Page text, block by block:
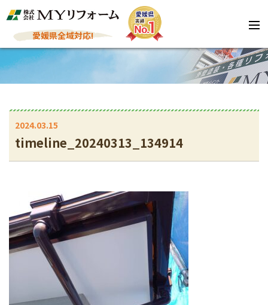
愛媛県全域対応!
2024.03.15
timeline_20240313_134914